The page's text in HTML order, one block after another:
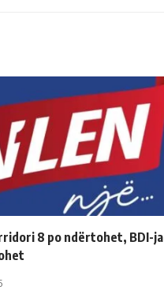
8 po ndërtohet, BDI-ja